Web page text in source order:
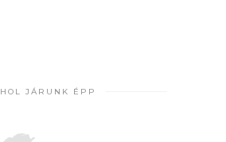
HOL JÁRUNK ÉPP